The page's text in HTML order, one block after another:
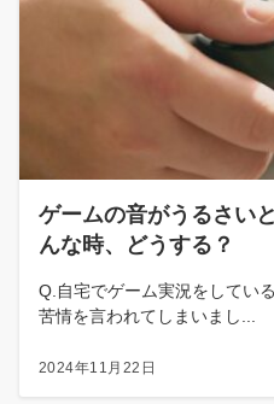
ゲームの音がうるさい
んな時、どうする？
Q.自宅でゲーム実況をしてい
苦情を言われてしまいまし...
2024年11月22日